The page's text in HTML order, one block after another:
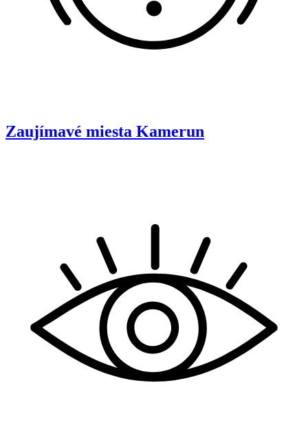
Zaujímavé miesta Kamerun